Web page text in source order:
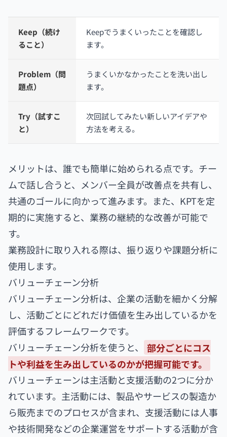
Keep（続け
ること）
Keepでうまくいったことを確認し
ます。
Problem（問
題点）
うまくいかなかったことを洗い出し
ます。
Try（試すこ
と）
次回試してみたい新しいアイデアや
方法を考える。
メリットは、誰でも簡単に始められる点です。チー
ムで話し合うと、メンバー全員が改善点を共有し、
共通のゴールに向かって進みます。また、KPTを定
期的に実施すると、業務の継続的な改善が可能で
す。
業務設計に取り入れる際は、振り返りや課題分析に
使用します。
バリューチェーン分析
バリューチェーン分析は、企業の活動を細かく分解
し、活動ごとにどれだけ価値を生み出しているかを
評価するフレームワークです。
バリューチェーン分析を使うと、
部分ごとにコス
トや利益を生み出しているのかが把握可能です。
バリューチェーンは主活動と支援活動の2つに分か
れています。主活動には、製品やサービスの製造か
ら販売までのプロセスが含まれ、支援活動には人事
や技術開発などの企業運営をサポートする活動が含